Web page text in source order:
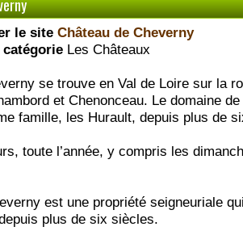
le site Château de Cheverny
catégorie Les Châteaux
se trouve en Val de Loire sur la
et Chenonceau. Le domaine
famille, les Hurault, depuis plus de
toute l’année, y compris les
est une propriété seigneuriale
plus de six siècles.